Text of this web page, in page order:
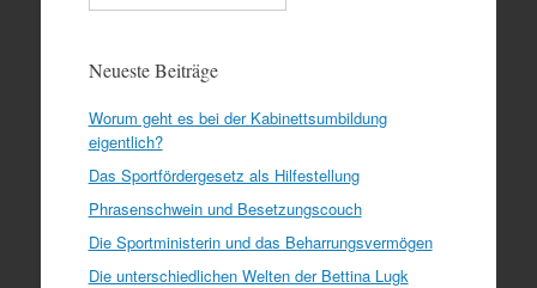
Neueste Beiträge
Worum geht es bei der Kabinettsumbildung
eigentlich?
Das Sportfördergesetz als Hilfestellung
Phrasenschwein und Besetzungscouch
Die Sportministerin und das Beharrungsvermögen
Die unterschiedlichen Welten der Bettina Lugk